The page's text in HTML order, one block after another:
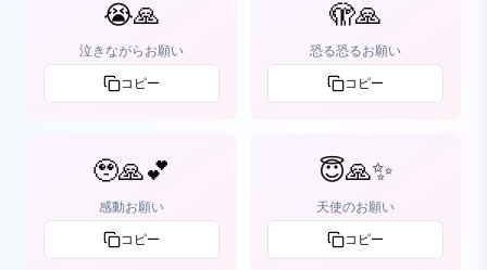
😭🙏
泣きながらお願い
コピー
🫣🙏
恐る恐るお願い
コピー
🥹🙏💕
感動お願い
コピー
😇🙏✨
天使のお願い
コピー